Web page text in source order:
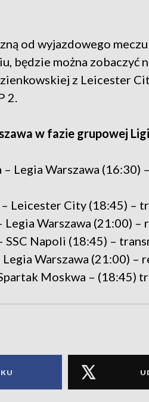
od wyjazdowego
będzie można zobaczyć
z Leicester
2.
w fazie grupowej
Legia Warszawa (16:30)
– Leicester City (18:45) –
Legia Warszawa (21:00)
SSC Napoli (18:45) –
Warszawa (21:00) –
Moskwa – (18:45)